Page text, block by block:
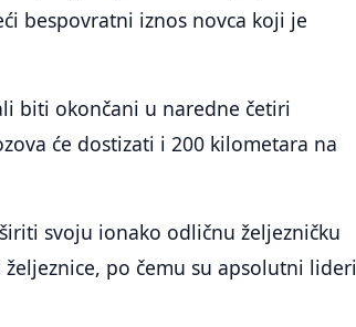
bespovratni iznos novca koji je
biti okončani u naredne četiri
će dostizati i 200 kilometara na
svoju ionako odličnu željezničku
po čemu su apsolutni lideri